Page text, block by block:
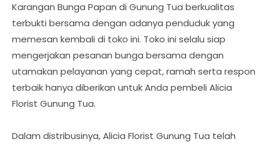
Karangan Bunga Papan di Gunung Tua berkualitas
terbukti bersama dengan adanya penduduk yang
memesan kembali di toko ini. Toko ini selalu siap
mengerjakan pesanan bunga bersama dengan
utamakan pelayanan yang cepat, ramah serta respon
terbaik hanya diberikan untuk Anda pembeli Alicia
Florist Gunung Tua.
Dalam distribusinya, Alicia Florist Gunung Tua telah